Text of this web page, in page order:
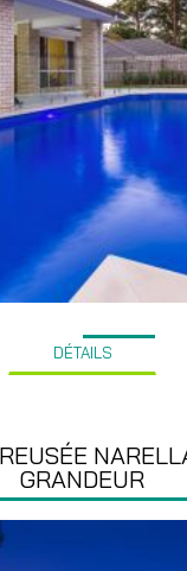
DÉTAILS
GRANDEUR